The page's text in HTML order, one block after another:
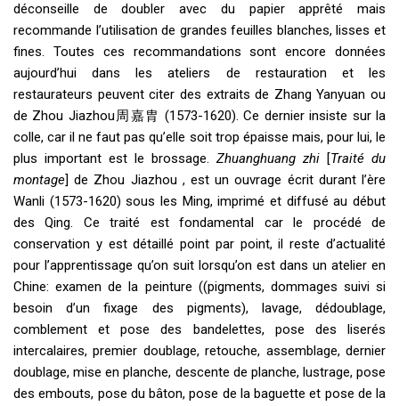
déconseille de doubler avec du papier apprêté mais
recommande l’utilisation de grandes feuilles blanches, lisses et
fines. Toutes ces recommandations sont encore données
aujourd’hui dans les ateliers de restauration et les
restaurateurs peuvent citer des extraits de Zhang Yanyuan ou
de Zhou Jiazhou周嘉胄 (1573-1620). Ce dernier insiste sur la
colle, car il ne faut pas qu’elle soit trop épaisse mais, pour lui, le
plus important est le brossage. Zhuanghuang zhi [Traité du
montage] de Zhou Jiazhou , est un ouvrage écrit durant l’ère
Wanli (1573-1620) sous les Ming, imprimé et diffusé au début
des Qing. Ce traité est fondamental car le procédé de
conservation y est détaillé point par point, il reste d’actualité
pour l’apprentissage qu’on suit lorsqu’on est dans un atelier en
Chine: examen de la peinture ((pigments, dommages suivi si
besoin d’un fixage des pigments), lavage, dédoublage,
comblement et pose des bandelettes, pose des liserés
intercalaires, premier doublage, retouche, assemblage, dernier
doublage, mise en planche, descente de planche, lustrage, pose
des embouts, pose du bâton, pose de la baguette et pose de la